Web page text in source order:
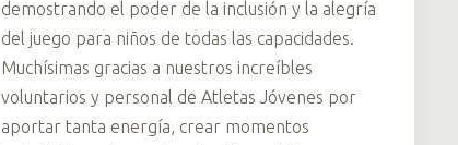
demostrando el poder de la inclusión y la alegría
del juego para niños de todas las capacidades.
Muchísimas gracias a nuestros increíbles
voluntarios y personal de Atletas Jóvenes por
aportar tanta energía, crear momentos